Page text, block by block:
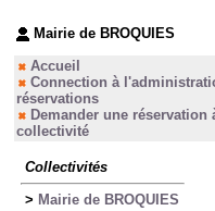
Mairie de BROQUIES
Accueil
Connection à
réservations
Demander une réservation
collectivité
Collectivités
> Mairie de BROQUIES